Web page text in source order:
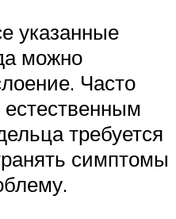
указанные
можно
Часто
естественным
требуется
симптомы